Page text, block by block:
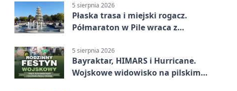
5 sierpnia 2026
Płaska trasa i miejski rogacz.
Półmaraton w Pile wraca z
5 sierpnia 2026
Bayraktar, HIMARS i Hurricane.
Wojskowe widowisko na pilskim